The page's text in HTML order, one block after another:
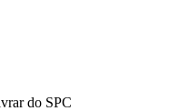
do SPC